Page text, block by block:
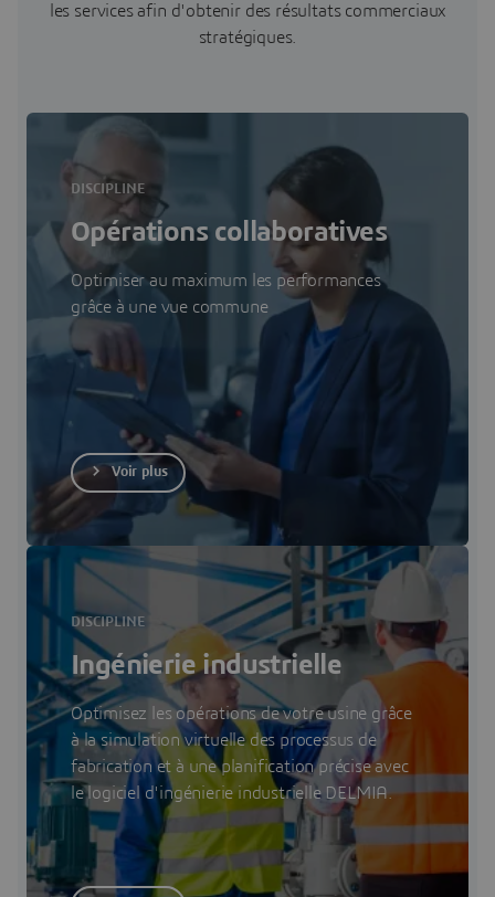
les services afin d'obtenir des résultats commerciaux
stratégiques.
DISCIPLINE
Opérations collaboratives
Optimiser au maximum les performances
grâce à une vue commune
Voir plus
DISCIPLINE
Ingénierie industrielle
Optimisez les opérations de votre usine grâce
à la simulation virtuelle des processus de
fabrication et à une planification précise avec
le logiciel d'ingénierie industrielle DELMIA.